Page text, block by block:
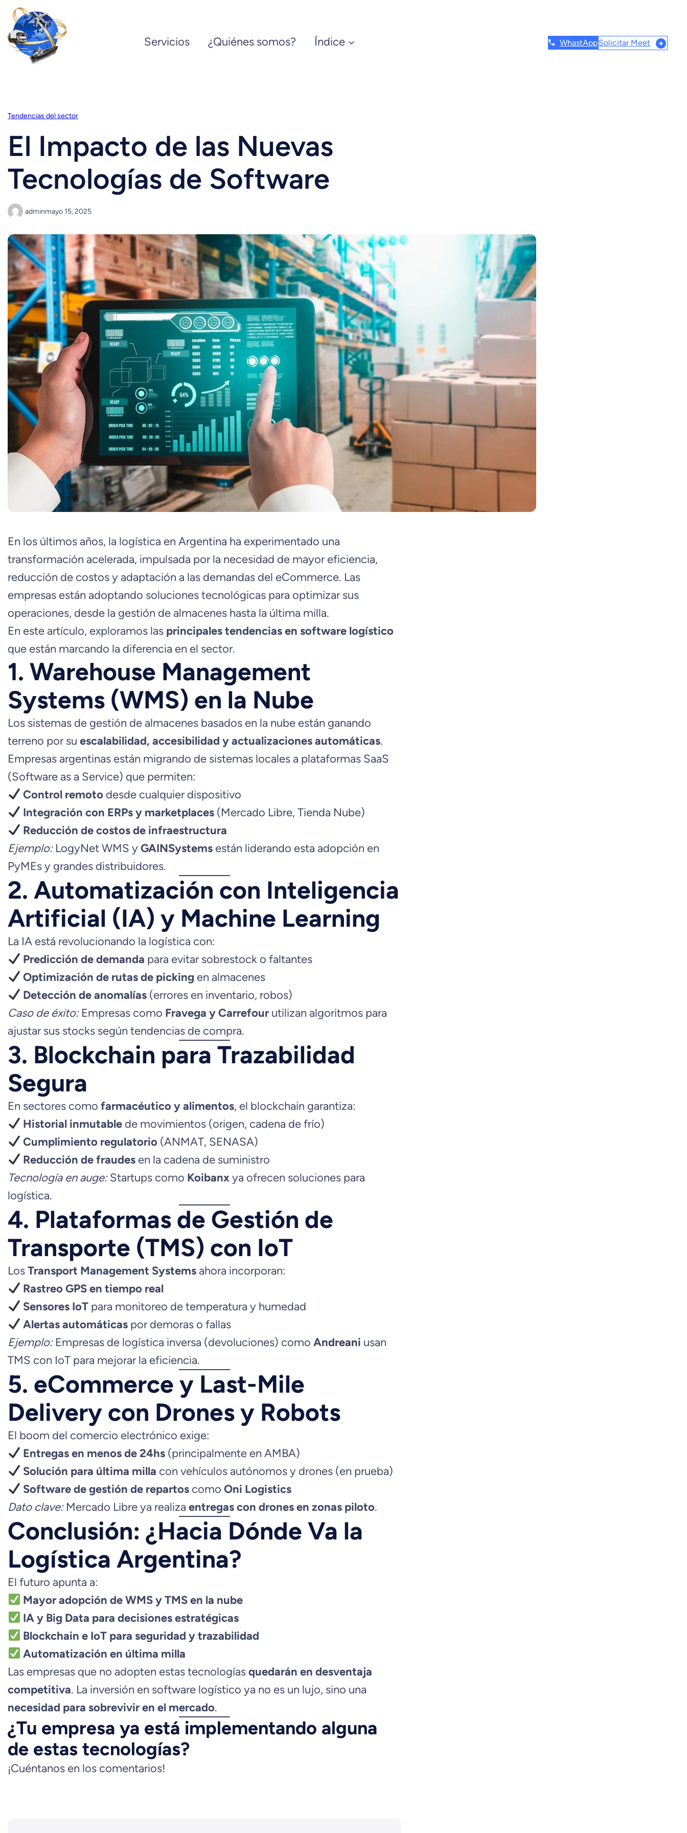
Saltar
contenido
Servicios ¿Quiénes somos? Índice WhastAppSolicitar Meet
Tendencias del sector
El Impacto de las Nuevas
Tecnologías de Software
adminmayo 15, 2025
En los últimos años, la logística en Argentina ha experimentado una
transformación acelerada, impulsada por la necesidad de mayor eficiencia,
reducción de costos y adaptación a las demandas del eCommerce. Las
empresas están adoptando soluciones tecnológicas para optimizar sus
operaciones, desde la gestión de almacenes hasta la última milla.
En este artículo, exploramos las principales tendencias en software logístico
que están marcando la diferencia en el sector.
1. Warehouse Management
Systems (WMS) en la Nube
Los sistemas de gestión de almacenes basados en la nube están ganando
terreno por su escalabilidad, accesibilidad y actualizaciones automáticas.
Empresas argentinas están migrando de sistemas locales a plataformas SaaS
(Software as a Service) que permiten:
Control remoto desde cualquier dispositivo
Integración con ERPs y marketplaces (Mercado Libre, Tienda Nube)
Reducción de costos de infraestructura
Ejemplo:LogyNet WMS yGAINSystems están liderando esta adopción en
PyMEs y grandes distribuidores.
2. Automatización con Inteligencia
Artificial (IA) y Machine Learning
La IA está revolucionando la logística con:
Predicción de demanda para evitar sobrestock o faltantes
Optimización de rutas de picking en almacenes
Detección de anomalías (errores en inventario, robos)
Caso de éxito:Empresas como Fravega y Carrefour utilizan algoritmos para
ajustar sus stocks según tendencias de compra.
3. Blockchain para Trazabilidad
Segura
En sectores como farmacéutico y alimentos, el blockchain garantiza:
Historial inmutable de movimientos (origen, cadena de frío)
Cumplimiento regulatorio (ANMAT, SENASA)
Reducción de fraudes en la cadena de suministro
Tecnología en auge:Startups como Koibanxya ofrecen soluciones para
logística.
4. Plataformas de Gestión de
Transporte (TMS) con IoT
LosTransport Management Systems ahora incorporan:
Rastreo GPS en tiempo real
Sensores IoT para monitoreo de temperatura y humedad
Alertas automáticas por demoras o fallas
Ejemplo:Empresas de logística inversa (devoluciones) como Andreani usan
TMS con IoT para mejorar la eficiencia.
5. eCommerce y Last-Mile
Delivery con Drones y Robots
El boom del comercio electrónico exige:
Entregas en menos de 24hs (principalmente en AMBA)
Solución para última milla con vehículos autónomos y drones (en prueba)
Software de gestión de repartos comoOni Logistics
Dato clave:Mercado Libre ya realiza entregas con drones en zonas piloto.
Conclusión: ¿Hacia Dónde Va la
Logística Argentina?
El futuro apunta a:
Mayor adopción de WMS y TMS en la nube
IA y Big Data para decisiones estratégicas
Blockchain e IoT para seguridad y trazabilidad
Automatización en última milla
Las empresas que no adopten estas tecnologíasquedarán en desventaja
competitiva. La inversión en software logístico ya no es un lujo, sino una
necesidad para sobrevivir en el mercado.
¿Tu empresa ya está implementando alguna
de estas tecnologías?
¡Cuéntanos en los comentarios!